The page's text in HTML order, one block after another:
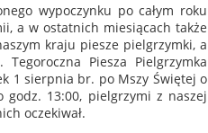
wypoczynku po całym roku
a w ostatnich miesiącach także
kraju piesze pielgrzymki, a
Piesza Pielgrzymka
1 sierpnia br. po Mszy Świętej o
13:00, pielgrzymi z naszej
oczekiwał.